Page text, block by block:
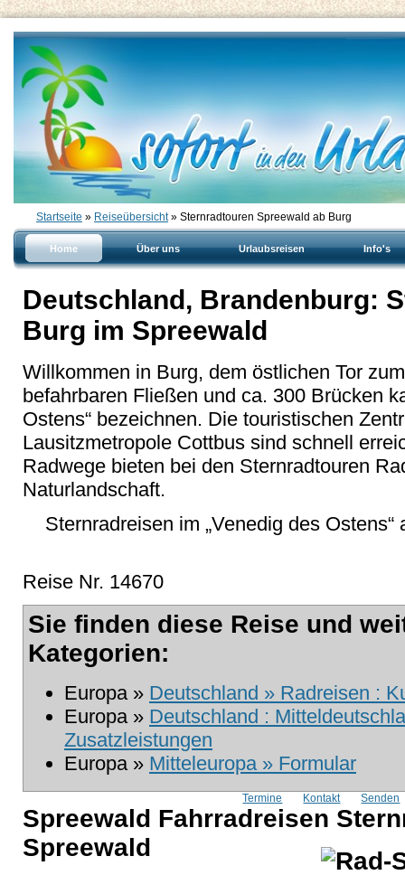
Startseite » Reiseübersicht» Sternradtouren Spreewald ab Burg
Home Über uns Urlaubsreisen Info's
Deutschland, Brandenburg:
Burg im Spreewald
Willkommen in Burg, dem östlichen Tor
befahrbaren Fließen und ca. 300 Brücken
Ostens“ bezeichnen. Die touristischen
Lausitzmetropole Cottbus sind schnell
Radwege bieten bei den Sternradtouren
Naturlandschaft.
Sternradreisen im „Venedig des
Reise Nr. 14670
Sie finden diese Reise und
Kategorien:
Europa » Deutschland » Radreisen :
Europa » Deutschland :
Zusatzleistungen
Europa » Mitteleuropa » Formular
Termine Kontakt Senden
Spreewald Fahrradreisen
Spreewald